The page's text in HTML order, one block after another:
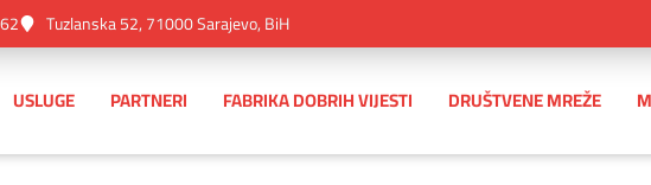
Tuzlanska 52, 71000 Sarajevo, BiH
USLUGE PARTNERI FABRIKA DOBRIH VIJESTI DRUŠTVENE MREŽE